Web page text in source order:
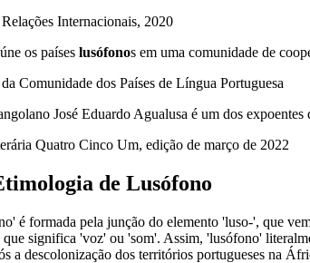
Internacionais, 2020
os países lusófonos em uma comunidade de
Comunidade dos Países de Língua Portuguesa
José Eduardo Agualusa é um dos
Quatro Cinco Um, edição de março de 2022
de Lusófono
é formada pela junção do elemento 'luso-', que
significa 'voz' ou 'som'. Assim, 'lusófono'
a descolonização dos territórios portugueses na